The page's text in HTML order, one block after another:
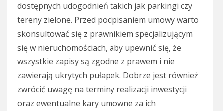
dostępnych udogodnień takich jak parkingi czy
tereny zielone. Przed podpisaniem umowy warto
skonsultować się z prawnikiem specjalizującym
się w nieruchomościach, aby upewnić się, że
wszystkie zapisy są zgodne z prawem i nie
zawierają ukrytych pułapek. Dobrze jest również
zwrócić uwagę na terminy realizacji inwestycji
oraz ewentualne kary umowne za ich